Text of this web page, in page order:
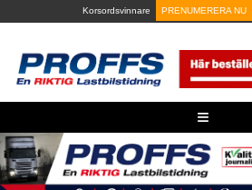
to
Korsordsvinnare PRENUMERERA NU
≡